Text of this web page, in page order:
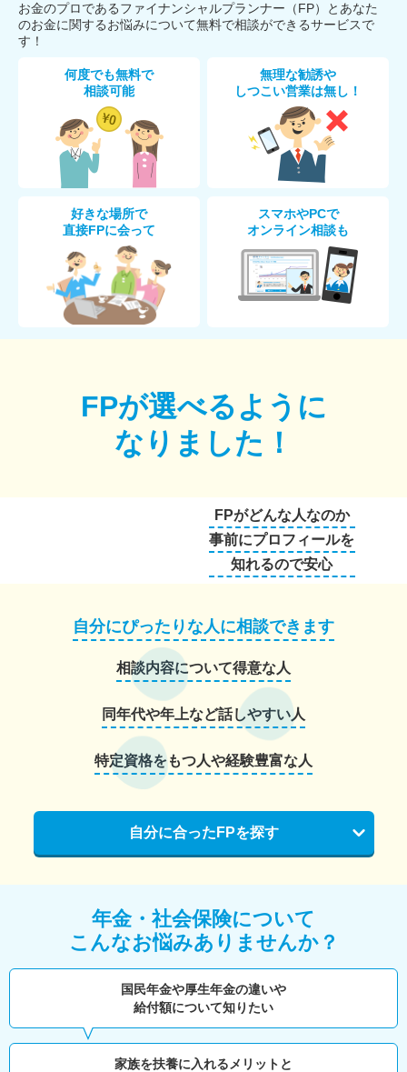
お金のプロであるファイナンシャルプランナー（FP）とあなた
のお金に関するお悩みについて無料で相談ができるサービスで
す！
何度でも無料で
相談可能
無理な勧誘や
しつこい営業は無し！
好きな場所で
直接FPに会って
スマホやPCで
オンライン相談も
FPが選べるように
なりました！
FPがどんな人なのか
事前にプロフィールを
知れるので安心
自分にぴったりな人に相談できます
相談内容について得意な人
同年代や年上など話しやすい人
特定資格をもつ人や経験豊富な人
自分に合ったFPを探す
年金・社会保険について
こんなお悩みありませんか？
国民年金や厚生年金の違いや
給付額について知りたい
家族を扶養に入れるメリットと